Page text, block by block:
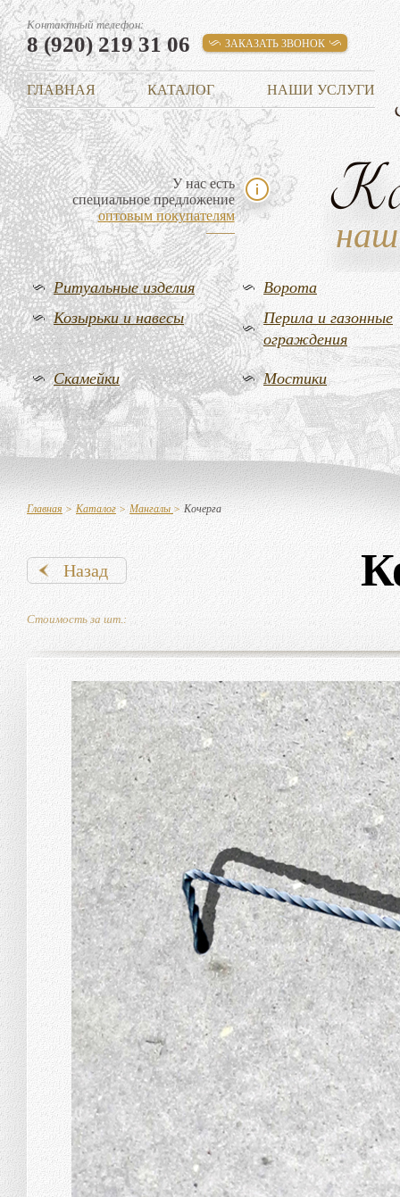
Контактный телефон:
8 (920) 219 31 06 ЗАКАЗАТЬ ЗВОНОК
ГЛАВНАЯ КАТАЛОГ НАШИ УСЛУГИ
У нас есть
специальное предложение
оптовым покупателям
Ритуальные изделия
Ворота
Козырьки и навесы
Перила и газонные
ограждения
Скамейки Мостики
Главная > Каталог> Мангалы > Кочерга
Назад
Стоимость за шт.: